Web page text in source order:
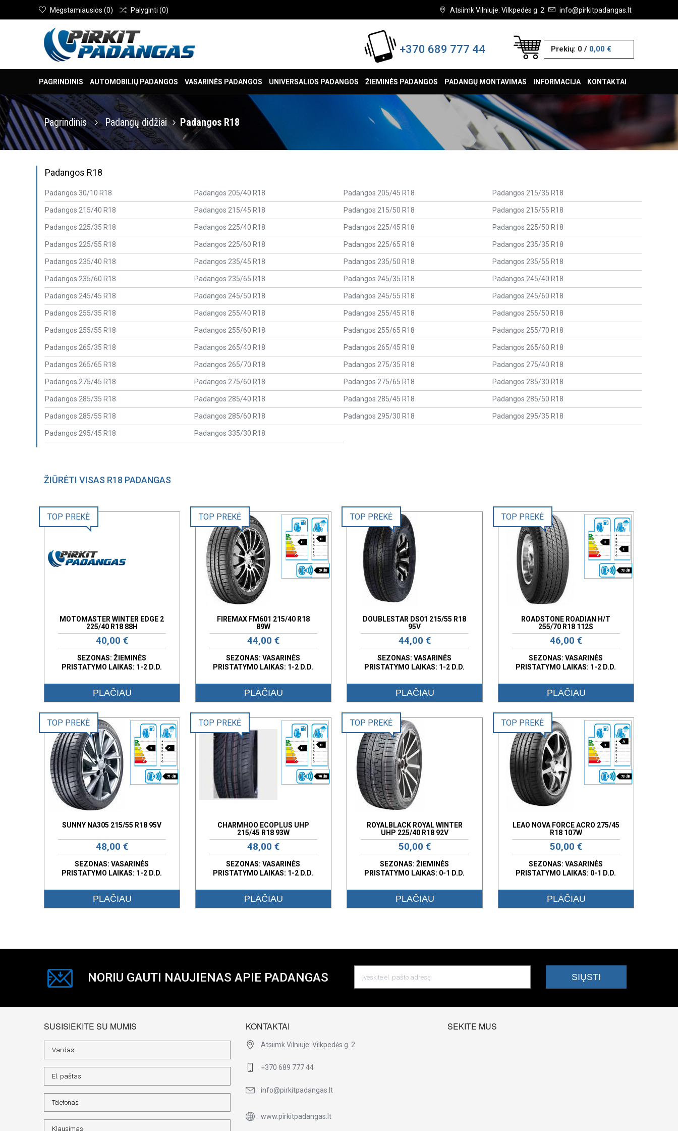
Atsiimk Vilniuje: Vilkpedės g. 2 info@pirkitpadangas.lt
Mėgstamiausios (0) Palyginti (0)
+370 689 777 44 Prekių: 0/ 0,00 €
PAGRINDINIS AUTOMOBILIŲ PADANGOS VASARINĖS PADANGOS UNIVERSALIOS PADANGOS ŽIEMINĖS PADANGOS PADANGŲ MONTAVIMAS INFORMACIJA KONTAKTAI
Pagrindinis Padangų didžiai Padangos R18
Padangos R18
Padangos 30/10 R18 Padangos 205/40 R18 Padangos 205/45 R18 Padangos 215/35 R18
Padangos 215/40 R18 Padangos 215/45 R18 Padangos 215/50 R18 Padangos 215/55 R18
Padangos 225/35 R18 Padangos 225/40 R18 Padangos 225/45 R18 Padangos 225/50 R18
Padangos 225/55 R18 Padangos 225/60 R18 Padangos 225/65 R18 Padangos 235/35 R18
Padangos 235/40 R18 Padangos 235/45 R18 Padangos 235/50 R18 Padangos 235/55 R18
Padangos 235/60 R18 Padangos 235/65 R18 Padangos 245/35 R18 Padangos 245/40 R18
Padangos 245/45 R18 Padangos 245/50 R18 Padangos 245/55 R18 Padangos 245/60 R18
Padangos 255/35 R18 Padangos 255/40 R18 Padangos 255/45 R18 Padangos 255/50 R18
Padangos 255/55 R18 Padangos 255/60 R18 Padangos 255/65 R18 Padangos 255/70 R18
Padangos 265/35 R18 Padangos 265/40 R18 Padangos 265/45 R18 Padangos 265/60 R18
Padangos 265/65 R18 Padangos 265/70 R18 Padangos 275/35 R18 Padangos 275/40 R18
Padangos 275/45 R18 Padangos 275/60 R18 Padangos 275/65 R18 Padangos 285/30 R18
Padangos 285/35 R18 Padangos 285/40 R18 Padangos 285/45 R18 Padangos 285/50 R18
Padangos 285/55 R18 Padangos 285/60 R18 Padangos 295/30 R18 Padangos 295/35 R18
Padangos 295/45 R18 Padangos 335/30 R18
ŽIŪRĖTI VISAS R18 PADANGAS
TOP PREKĖ
MOTOMASTER WINTER EDGE 2
225/40 R18 88H
40,00 €
SEZONAS: ŽIEMINĖS
PRISTATYMO LAIKAS: 1-2 D.D.
PLAČIAU
C
B
69 dB
TOP PREKĖ
FIREMAX FM601 215/40 R18
89W
44,00 €
SEZONAS: VASARINĖS
PRISTATYMO LAIKAS: 1-2 D.D.
PLAČIAU
TOP PREKĖ
DOUBLESTAR DS01 215/55 R18
95V
44,00 €
SEZONAS: VASARINĖS
PRISTATYMO LAIKAS: 1-2 D.D.
PLAČIAU
C
E
73 dB
TOP PREKĖ
ROADSTONE ROADIAN H/T
255/70 R18 112S
46,00 €
SEZONAS: VASARINĖS
PRISTATYMO LAIKAS: 1-2 D.D.
PLAČIAU
C c
71 dB
TOP PREKĖ
SUNNY NA305 215/55 R18 95V
48,00 €
SEZONAS: VASARINĖS
PRISTATYMO LAIKAS: 1-2 D.D.
PLAČIAU
C
B
70 dB
TOP PREKĖ
CHARMHOO ECOPLUS UHP
215/45 R18 93W
48,00 €
SEZONAS: VASARINĖS
PRISTATYMO LAIKAS: 1-2 D.D.
PLAČIAU
TOP PREKĖ
ROYALBLACK ROYAL WINTER
UHP 225/40 R18 92V
50,00 €
SEZONAS: ŽIEMINĖS
PRISTATYMO LAIKAS: 0-1 D.D.
PLAČIAU
B
A
73 dB
TOP PREKĖ
LEAO NOVA FORCE ACRO 275/45
R18 107W
50,00 €
SEZONAS: VASARINĖS
PRISTATYMO LAIKAS: 0-1 D.D.
PLAČIAU
NORIU GAUTI NAUJIENAS APIE PADANGAS
SUSISIEKITE SU MUMIS KONTAKTAI
Atsiimk Vilniuje: Vilkpedės g. 2
+370 689 777 44
info@pirkitpadangas.lt
www.pirkitpadangas.lt
SEKITE MUS